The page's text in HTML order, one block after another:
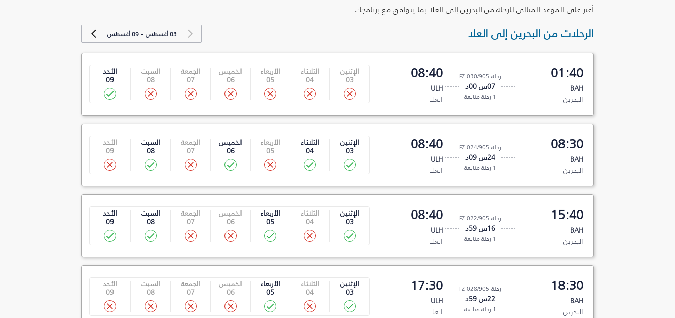
أعثر على الموعد المثالي للرحلة من البحرين إلى العلا بما يتوافق مع برنامجك.
الرحلات من البحرين إلى العلا 03 أغسطس -09 أغسطس
01:40
BAH
البحرين
رحلة FZ 030/905
07س 00د
1 رحلة متابعة
08:40
ULH
العلا
الإثنين
03
الثلاثاء
04
الأربعاء
05
الخميس
06
الجمعة
07
السبت
08
الأحد
09
08:30
BAH
البحرين
رحلة FZ 024/905
24س 09د
1 رحلة متابعة
08:40
ULH
العلا
الإثنين
03
الثلاثاء
04
الأربعاء
05
الخميس
06
الجمعة
07
السبت
08
الأحد
09
15:40
BAH
البحرين
رحلة FZ 022/905
16س 59د
1 رحلة متابعة
08:40
ULH
العلا
الإثنين
03
الثلاثاء
04
الأربعاء
05
الخميس
06
الجمعة
07
السبت
08
الأحد
09
18:30
BAH
البحرين
رحلة FZ 028/905
22س 59د
1 رحلة متابعة
17:30
ULH
العلا
الإثنين
03
الثلاثاء
04
الأربعاء
05
الخميس
06
الجمعة
07
السبت
08
الأحد
09